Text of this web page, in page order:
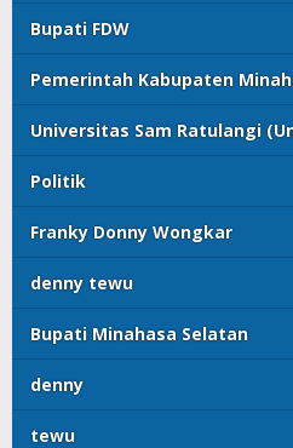
Bupati FDW
Pemerintah Kabupaten
Universitas Sam Ratulangi
Politik
Franky Donny Wongkar
denny tewu
Bupati Minahasa Selatan
denny
tewu